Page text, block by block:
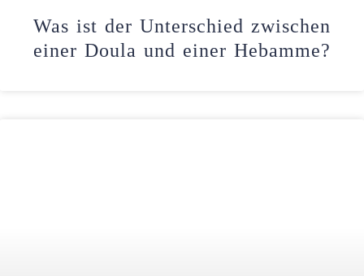
Was ist der Unterschied zwischen
einer Doula und einer Hebamme?